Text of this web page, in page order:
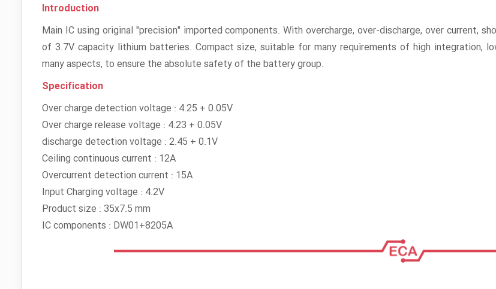
Introduction
Main IC using original "precision" imported components. With overcharge, over-discharge, over
of 3.7V capacity lithium batteries. Compact size, suitable for many requirements of high integration,
many aspects, to ensure the absolute safety of the battery group.
Specification
Over charge detection voltage : 4.25 + 0.05V
Over charge release voltage : 4.23 + 0.05V
discharge detection voltage : 2.45 + 0.1V
Ceiling continuous current : 12A
Overcurrent detection current : 15A
Input Charging voltage : 4.2V
Product size : 35x7.5 mm
IC components : DW01+8205A